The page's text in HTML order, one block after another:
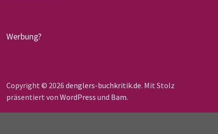
Werbung?
Copyright © 2026 denglers-buchkritik.de. Mit Stolz
präsentiert von WordPress und Bam.